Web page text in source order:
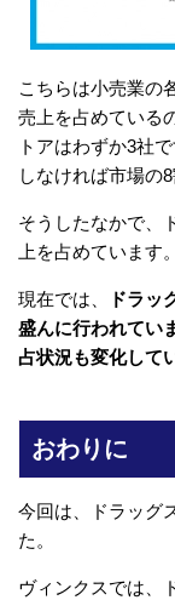
こちらは小売業の
売上を占めている
トアはわずか3社
しなければ市場の
そうしたなかで、
上を占めています。
現在では、
ドラッ
盛んに行われてい
占状況も変化して
おわりに
今回は、ドラッグ
た。
ヴィンクスでは、